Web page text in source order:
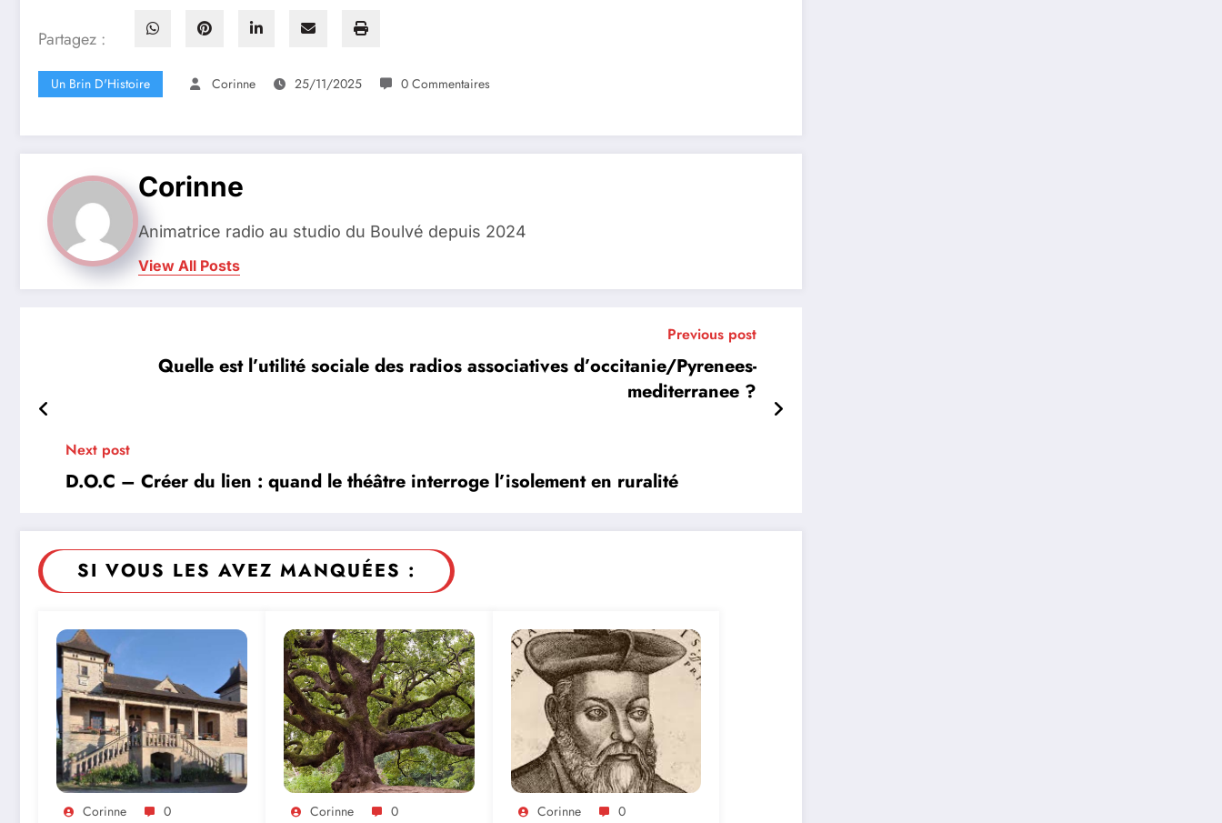
Partagez :
Un Brin D'Histoire Corinne 25/11/2025 0 Commentaires
Corinne
Animatrice radio au studio du Boulvé depuis 2024
View All Posts
Previous post
Quelle est l’utilité sociale des radios associatives d’occitanie/Pyrenees-
mediterranee ?
Next post
D.O.C – Créer du lien : quand le théâtre interroge l’isolement en ruralité
SI VOUS LES AVEZ MANQUÉES :
Corinne 0 Corinne 0 Corinne 0